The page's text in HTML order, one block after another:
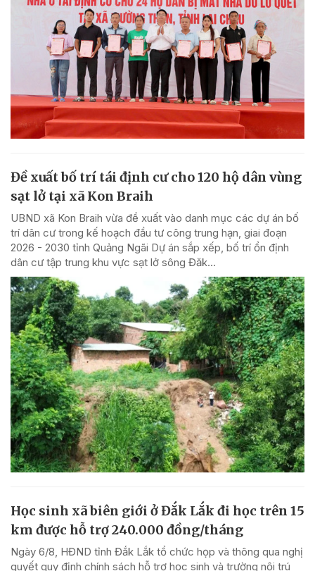
Đề xuất bố trí tái định cư cho 120 hộ dân vùng
sạt lở tại xã Kon Braih
UBND xã Kon Braih vừa đề xuất vào danh mục các dự án bố
trí dân cư trong kế hoạch đầu tư công trung hạn, giai đoạn
2026 - 2030 tỉnh Quảng Ngãi Dự án sắp xếp, bố trí ổn định
dân cư tập trung khu vực sạt lở sông Đăk...
Học sinh xã biên giới ở Đắk Lắk đi học trên 15
km được hỗ trợ 240.000 đồng/tháng
Ngày 6/8, HĐND tỉnh Đắk Lắk tổ chức họp và thông qua nghị
quyết quy định chính sách hỗ trợ học sinh và trường nội trú